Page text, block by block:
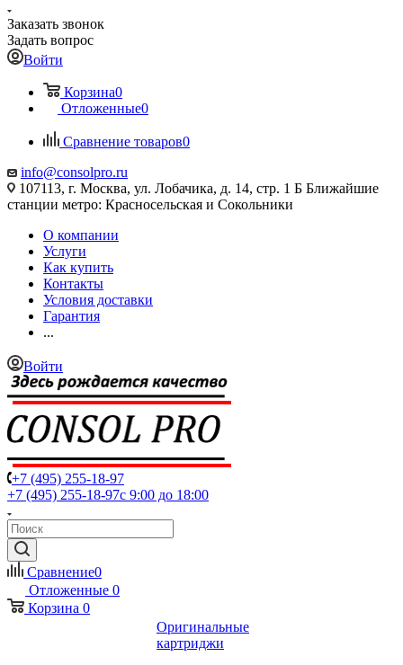
Заказать звонок
Задать вопрос
Войти
Корзина0
Отложенные0
Сравнение товаров0
info@consolpro.ru
107113, г. Москва, ул. Лобачика, д. 14, стр. 1 Б Ближайшие
станции метро: Красносельская и Сокольники
О компании
Услуги
Как купить
Контакты
Условия доставки
Гарантия
...
Войти
+7 (495) 255-18-97
+7 (495) 255-18-97с 9:00 до 18:00
Сравнение0
Отложенные 0
Корзина 0
Оригинальные
картриджи